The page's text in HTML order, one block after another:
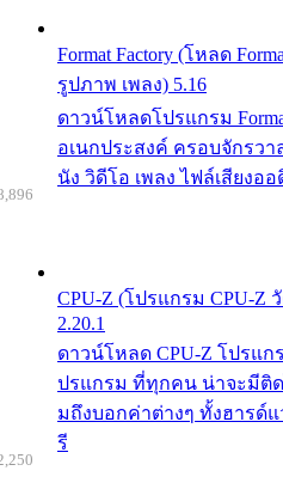
Format Factory (โหลด
รูปภาพ เพลง) 5.16
ดาวน์โหลดโปรแกรม
อเนกประสงค์ ครอบจักรว
นัง วิดีโอ เพลง ไฟล์เสียงออ
CPU-Z (โปรแกรม CPU-Z
2.20.1
ดาวน์โหลด CPU-Z โปรแก
ปรแกรม ที่ทุกคน น่าจะมีติด
มถึงบอกค่าต่างๆ ทั้งฮารด์
รี